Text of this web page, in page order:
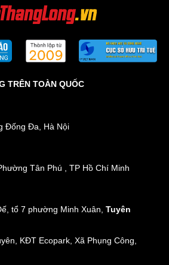
TRÊN TOÀN QUỐC
Đống Đa, Hà Nội
Tân Phú , TP Hồ Chí Minh
tổ 7 phường Minh Xuân, Tuyên
KĐT Ecopark, Xã Phụng Công,